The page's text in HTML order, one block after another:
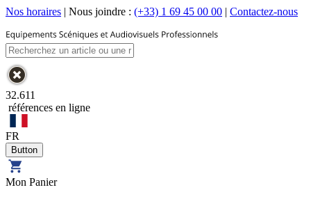
Nos horaires | Nous joindre : (+33) 1 69 45 00 00 | Contactez-nous
32.611
références en ligne
FR
Mon Panier